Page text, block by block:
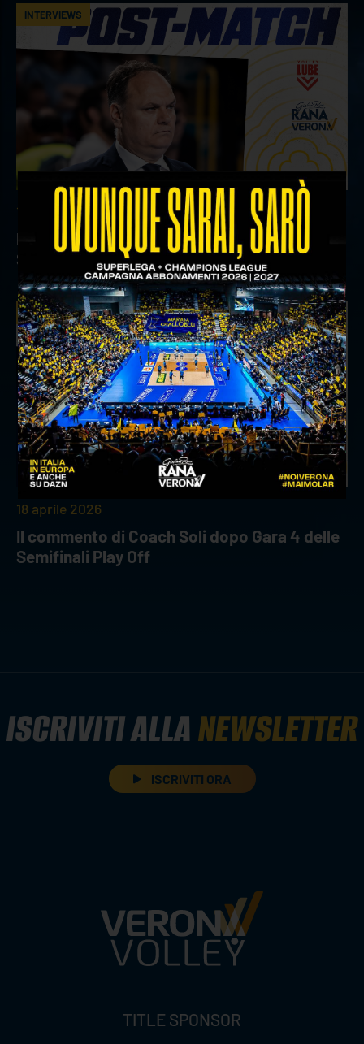
INTERVIEWS
18 aprile 2026
Il commento del ds Lami dopo Gara 4 delle
Semifinali Play Off
INTERVIEWS
18 aprile 2026
Il commento di Coach Soli dopo Gara 4 delle
Semifinali Play Off
ISCRIVITI ALLANEWSLETTER
ISCRIVITI ORA
TITLE SPONSOR